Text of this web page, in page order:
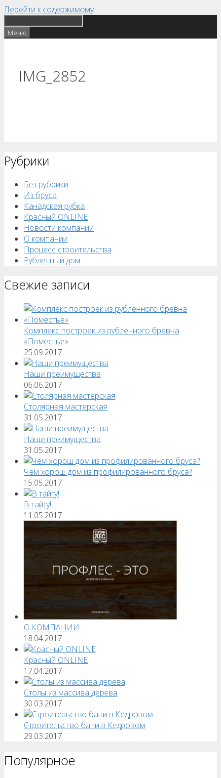
Перейти к содержимому
Меню
IMG_2852
Рубрики
Без рубрики
Из бруса
Канадская рубка
Красный ONLINE
Новости компании
О компании
Процесс строительства
Рубленный дом
Свежие записи
Комплекс построек из рубленного бревна
«Поместье»
25.09.2017
Наши преимущества
06.06.2017
Столярная мастерская
31.05.2017
Наши преимущества
31.05.2017
Чем хорош дом из профилированного бруса?
15.05.2017
В тайгу!
11.05.2017
О КОМПАНИИ
18.04.2017
Красный ONLINE
17.04.2017
Столы из массива дерева
30.03.2017
Строительство бани в Кедровом
29.03.2017
Популярное